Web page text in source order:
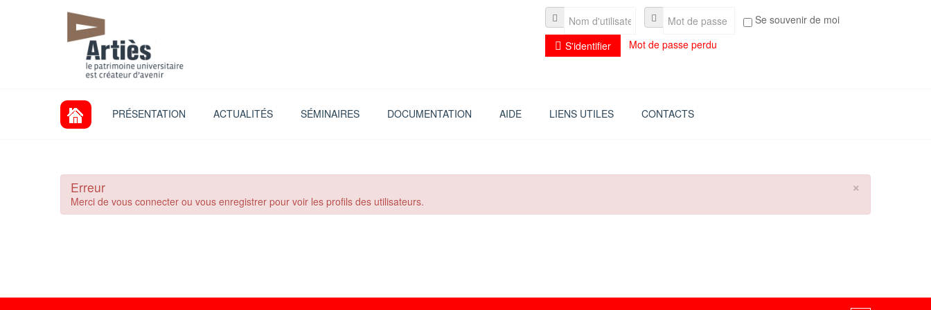
Se souvenir de moi
S'identifier
Mot de passe perdu
PRÉSENTATION ACTUALITÉS SÉMINAIRES DOCUMENTATION AIDE LIENS UTILES CONTACTS
×
Erreur
Merci de vous connecter ou vous enregistrer pour voir les profils des utilisateurs.